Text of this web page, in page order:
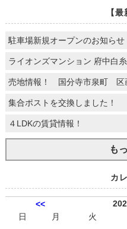
【
駐車場新規オープンのお知らせ
ライオンズマンション 府中白
売地情報！ 国分寺市泉町 区
集合ポストを交換しました！
４LDKの賃貸情報！
も
カ
<<
日
月 火